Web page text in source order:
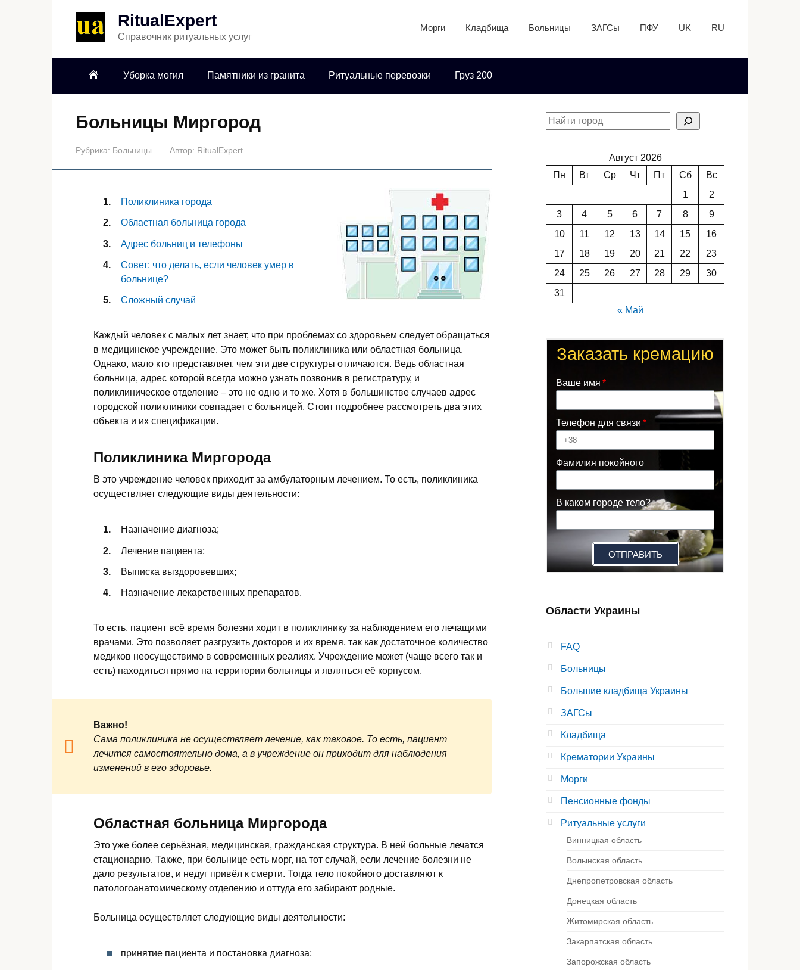
RitualExpert
Справочник ритуальных услуг
Морги Кладбища Больницы ЗАГСы ПФУ UK RU
Уборка могил Памятники из гранита Ритуальные перевозки Груз 200
Больницы Миргород
Рубрика: Больницы Автор: RitualExpert
Поликлиника города
Областная больница города
Адрес больниц и телефоны
Совет: что делать, если человек умер в
больнице?
Сложный случай
Каждый человек с малых лет знает, что при проблемах со здоровьем следует обращаться
в медицинское учреждение. Это может быть поликлиника или областная больница.
Однако, мало кто представляет, чем эти две структуры отличаются. Ведь областная
больница, адрес которой всегда можно узнать позвонив в регистратуру, и
поликлиническое отделение – это не одно и то же. Хотя в большинстве случаев адрес
городской поликлиники совпадает с больницей. Стоит подробнее рассмотреть два этих
объекта и их спецификации.
Поликлиника Миргорода
В это учреждение человек приходит за амбулаторным лечением. То есть, поликлиника
осуществляет следующие виды деятельности:
Назначение диагноза;
Лечение пациента;
Выписка выздоровевших;
Назначение лекарственных препаратов.
То есть, пациент всё время болезни ходит в поликлинику за наблюдением его лечащими
врачами. Это позволяет разгрузить докторов и их время, так как достаточное количество
медиков неосуществимо в современных реалиях. Учреждение может (чаще всего так и
есть) находиться прямо на территории больницы и являться её корпусом.
Важно!
Сама поликлиника не осуществляет лечение, как таковое. То есть, пациент
лечится самостоятельно дома, а в учреждение он приходит для наблюдения
изменений в его здоровье.
Областная больница Миргорода
Это уже более серьёзная, медицинская, гражданская структура. В ней больные лечатся
стационарно. Также, при больнице есть морг, на тот случай, если лечение болезни не
дало результатов, и недуг привёл к смерти. Тогда тело покойного доставляют к
патологоанатомическому отделению и оттуда его забирают родные.
Больница осуществляет следующие виды деятельности:
принятие пациента и постановка диагноза;
Август 2026
Пн
Вт Ср Чт Пт Сб
Вс
1
2
3
4 5 6 7 8
9
10
11 12 13 14 15
16
17
18 19 20 21 22
23
24
25 26 27 28 29
30
31
« Май
Заказать кремацию
Ваше имя
Телефон для связи
Фамилия покойного
В каком городе тело?
ОТПРАВИТЬ
Области Украины
FAQ
Больницы
Большие кладбища Украины
ЗАГСы
Кладбища
Крематории Украины
Морги
Пенсионные фонды
Ритуальные услуги
Винницкая область
Волынская область
Днепропетровская область
Донецкая область
Житомирская область
Закарпатская область
Запорожская область